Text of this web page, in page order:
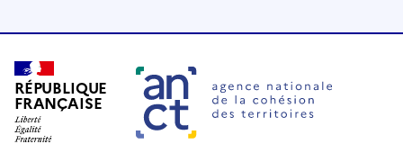
RÉPUBLIQUE
FRANÇAISE